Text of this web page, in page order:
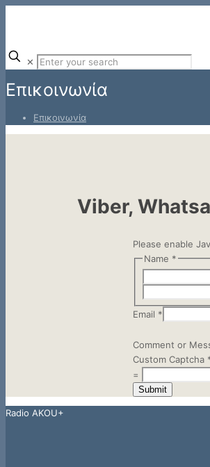
✕
Επικοινωνία
Επικοινωνία
Viber,
Please enable
Name *
Email *
Email
Captcha
Comment or
Custom Captcha
=
Submit
Radio AKOU+